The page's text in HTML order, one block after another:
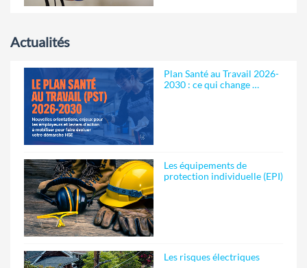
Actualités
Plan Santé au Travail 2026-
2030 : ce qui change …
Les équipements de
protection individuelle (EPI)
Les risques électriques